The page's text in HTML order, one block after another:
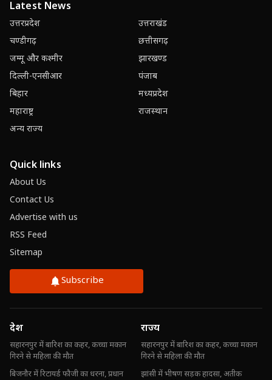
Latest News
उत्तरप्रदेश
उत्तराखंड
चण्डीगढ़
छत्तीसगढ़
जम्मू और कश्मीर
झारखण्ड
दिल्ली-एनसीआर
पंजाब
बिहार
मध्यप्रदेश
महाराष्ट्र
राजस्थान
अन्य राज्य
Quick links
About Us
Contact Us
Advertise with us
RSS Feed
Sitemap
Subscribe
देश
सहारनपुर में बारिश का कहर, कच्चा मकान
गिरने से महिला की मौत
बिजनौर में रिटायर्ड फौजी का धरना, प्रधान
राज्य
सहारनपुर में बारिश का कहर, कच्चा मकान
गिरने से महिला की मौत
झांसी में भीषण सड़क हादसा, अतीक